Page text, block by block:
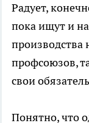
Радует,
пока ищут и
производства
профсоюзов,
свои
Понятно, что